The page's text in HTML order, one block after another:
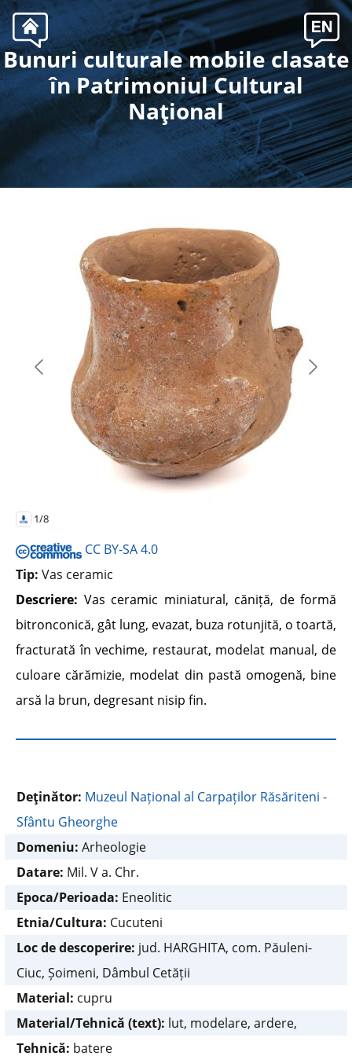
.
Bunuri culturale mobile clasate
în Patrimoniul Cultural
Naţional
1/8
CC BY-SA 4.0
Tip: Vas ceramic
Descriere: Vas ceramic miniatural, căniță, de formă
bitronconică, gât lung, evazat, buza rotunjită, o toartă,
fracturată în vechime, restaurat, modelat manual, de
culoare cărămizie, modelat din pastă omogenă, bine
arsă la brun, degresant nisip fin.
Deţinător: Muzeul Național al Carpaților Răsăriteni -
Sfântu Gheorghe
Domeniu: Arheologie
Datare: Mil. V a. Chr.
Epoca/Perioada: Eneolitic
Etnia/Cultura: Cucuteni
Loc de descoperire: jud. HARGHITA, com. Păuleni-
Ciuc, Șoimeni, Dâmbul Cetății
Material: cupru
Material/Tehnică (text): lut, modelare, ardere,
Tehnică: batere